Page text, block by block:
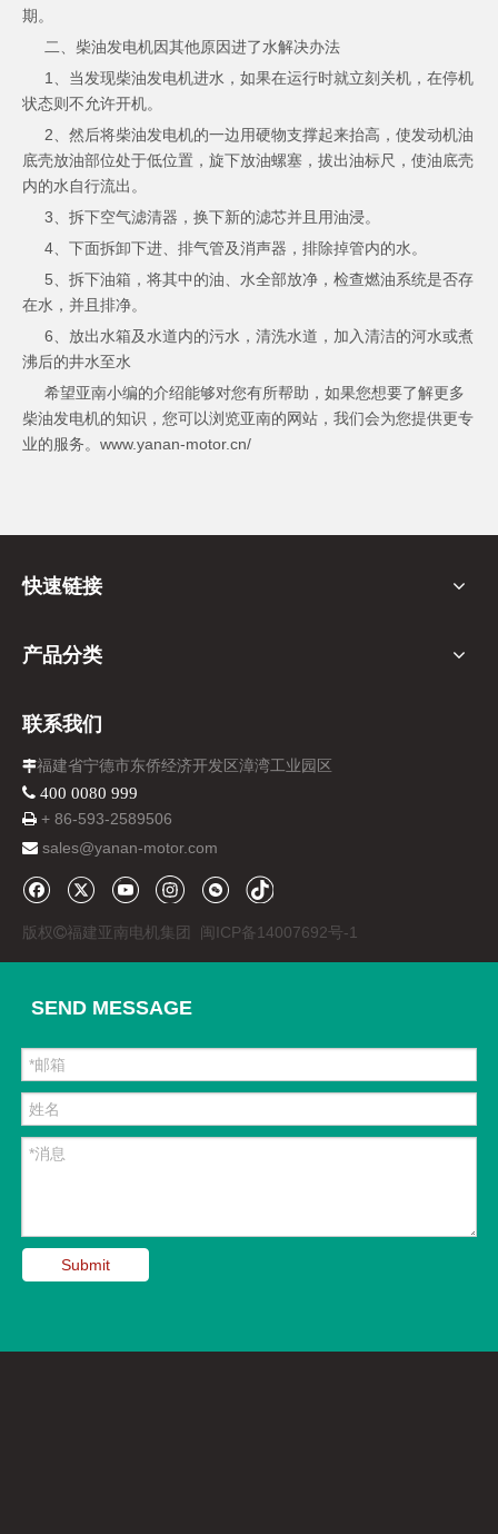
期。
二、柴油发电机因其他原因进了水解决办法
1、当发现柴油发电机进水，如果在运行时就立刻关机，在停机
状态则不允许开机。
2、然后将柴油发电机的一边用硬物支撑起来抬高，使发动机油
底壳放油部位处于低位置，旋下放油螺塞，拔出油标尺，使油底壳
内的水自行流出。
3、拆下空气滤清器，换下新的滤芯并且用油浸。
4、下面拆卸下进、排气管及消声器，排除掉管内的水。
5、拆下油箱，将其中的油、水全部放净，检查燃油系统是否存
在水，并且排净。
6、放出水箱及水道内的污水，清洗水道，加入清洁的河水或煮
沸后的井水至水
希望亚南小编的介绍能够对您有所帮助，如果您想要了解更多
柴油发电机的知识，您可以浏览亚南的网站，我们会为您提供更专
业的服务。www.yanan-motor.cn/
快速链接
产品分类
联系我们
福建省宁德市东侨经济开发区漳湾工业园区
 400 0080 999
 + 86-593-2589506
 sales@yanan-motor.com
版权福建亚南电机集团 闽ICP备14007692号-1
SEND MESSAGE
Submit